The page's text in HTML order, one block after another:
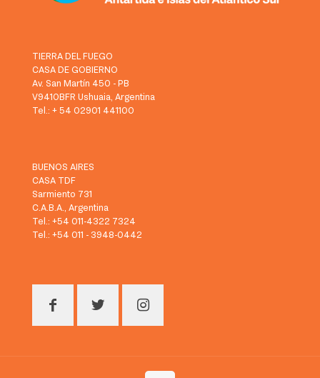
TIERRA DEL FUEGO
CASA DE GOBIERNO
Av. San Martín 450 - PB
V9410BFR Ushuaia, Argentina
Tel.: + 54 02901 441100
BUENOS AIRES
CASA TDF
Sarmiento 731
C.A.B.A., Argentina
Tel.: +54 011-4322 7324
Tel.: +54 011 - 3948-0442